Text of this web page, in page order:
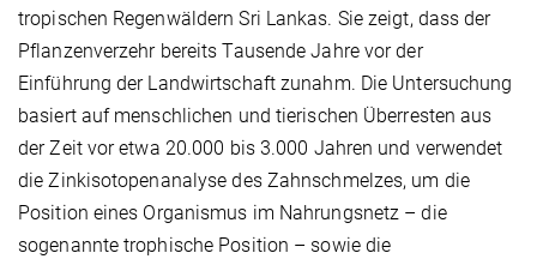
tropischen Regenwäldern Sri Lankas. Sie zeigt, dass der
Pflanzenverzehr bereits Tausende Jahre vor der
Einführung der Landwirtschaft zunahm. Die Untersuchung
basiert auf menschlichen und tierischen Überresten aus
der Zeit vor etwa 20.000 bis 3.000 Jahren und verwendet
die Zinkisotopenanalyse des Zahnschmelzes, um die
Position eines Organismus im Nahrungsnetz – die
sogenannte trophische Position – sowie die